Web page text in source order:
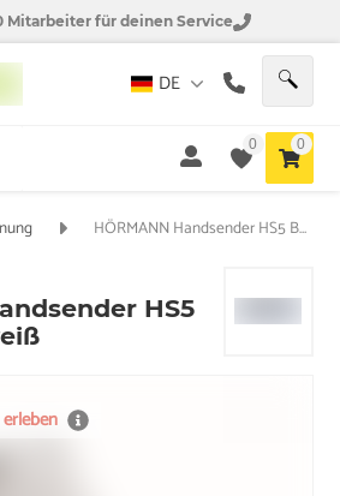
Mitarbeiter für deinen Service
DE
0 0
HÖRMANN Handsender HS5 BS BiSecur weiß
HS5